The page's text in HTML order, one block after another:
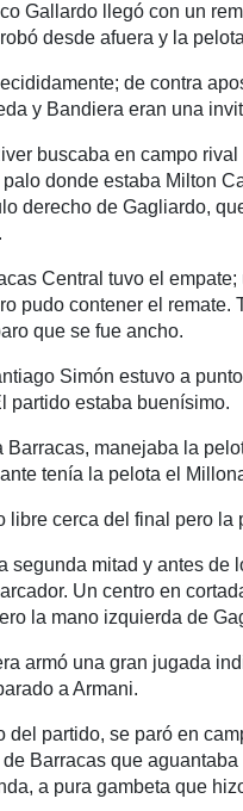
Gallardo llegó con un
desde afuera y la
de contra
y Bandiera eran una
buscaba en campo
donde estaba Milton
derecho de Gagliardo,
Central tuvo el
pudo contener el
que se fue ancho.
Simón estuvo a
partido estaba buenísimo.
Barracas, manejaba la
tenía la pelota el
libre cerca del final pero
segunda mitad y antes
Un centro en
la mano izquierda de
armó una gran jugada
a Armani.
del partido, se paró en
Barracas que
a pura gambeta que